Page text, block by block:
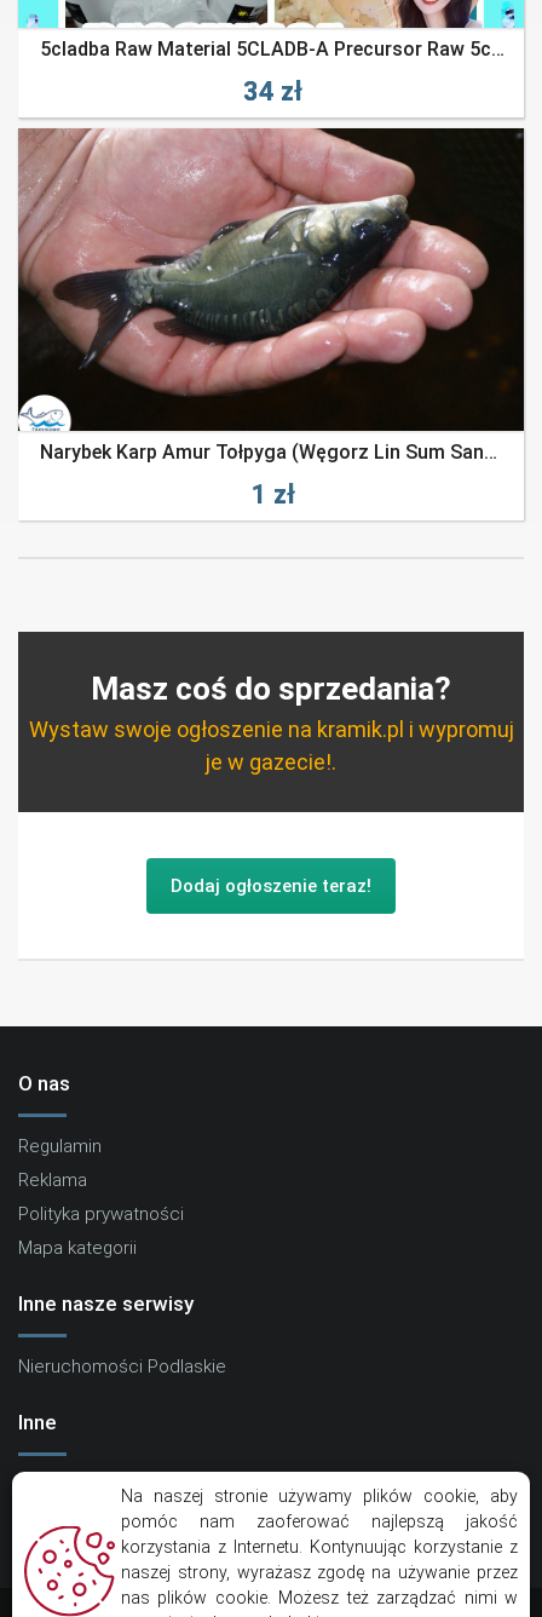
5cladba Raw Material 5CLADB-A Precursor Raw 5cladba 5fadb
34 zł
Narybek Karp Amur Tołpyga (węgorz Lin Sum Sandacz Jesiotr) Zarybianiestawu
1 zł
Masz coś do sprzedania?
Wystaw swoje ogłoszenie na kramik.pl i wypromuj
je w gazecie!.
Dodaj ogłoszenie teraz!
O nas
Regulamin
Reklama
Polityka prywatności
Mapa kategorii
Inne nasze serwisy
Nieruchomości Podlaskie
Inne
Eko Centrum
Na naszej stronie używamy plików cookie, aby
pomóc nam zaoferować najlepszą jakość
korzystania z Internetu. Kontynuując korzystanie z
naszej strony, wyrażasz zgodę na używanie przez
nas plików cookie. Możesz też zarządzać nimi w